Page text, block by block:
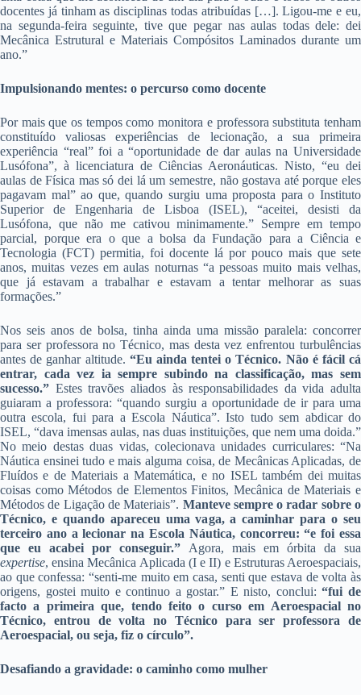
docentes já tinham as disciplinas todas atribuídas […]. Ligou-me e eu,
na segunda-feira seguinte, tive que pegar nas aulas todas dele: dei
Mecânica Estrutural e Materiais Compósitos Laminados durante um
ano.”
Impulsionando mentes: o percurso como docente
Por mais que os tempos como monitora e professora substituta tenham
constituído valiosas experiências de lecionação, a sua primeira
experiência “real” foi a “oportunidade de dar aulas na Universidade
Lusófona”, à licenciatura de Ciências Aeronáuticas. Nisto, “eu dei
aulas de Física mas só dei lá um semestre, não gostava até porque eles
pagavam mal” ao que, quando surgiu uma proposta para o Instituto
Superior de Engenharia de Lisboa (ISEL), “aceitei, desisti da
Lusófona, que não me cativou minimamente.” Sempre em tempo
parcial, porque era o que a bolsa da Fundação para a Ciência e
Tecnologia (FCT) permitia, foi docente lá por pouco mais que sete
anos, muitas vezes em aulas noturnas “a pessoas muito mais velhas,
que já estavam a trabalhar e estavam a tentar melhorar as suas
formações.”
Nos seis anos de bolsa, tinha ainda uma missão paralela: concorrer
para ser professora no Técnico, mas desta vez enfrentou turbulências
antes de ganhar altitude. “Eu ainda tentei o Técnico. Não é fácil cá
entrar, cada vez ia sempre subindo na classificação, mas sem
sucesso.” Estes travões aliados às responsabilidades da vida adulta
guiaram a professora: “quando surgiu a oportunidade de ir para uma
outra escola, fui para a Escola Náutica”. Isto tudo sem abdicar do
ISEL, “dava imensas aulas, nas duas instituições, que nem uma doida.”
No meio destas duas vidas, colecionava unidades curriculares: “Na
Náutica ensinei tudo e mais alguma coisa, de Mecânicas Aplicadas, de
Fluídos e de Materiais a Matemática, e no ISEL também dei muitas
coisas como Métodos de Elementos Finitos, Mecânica de Materiais e
Métodos de Ligação de Materiais”. Manteve sempre o radar sobre o
Técnico, e quando apareceu uma vaga, a caminhar para o seu
terceiro ano a lecionar na Escola Náutica, concorreu: “e foi essa
que eu acabei por conseguir.” Agora, mais em órbita da sua
expertise, ensina Mecânica Aplicada (I e II) e Estruturas Aeroespaciais,
ao que confessa: “senti-me muito em casa, senti que estava de volta às
origens, gostei muito e continuo a gostar.” E nisto, conclui:“fui de
facto a primeira que, tendo feito o curso em Aeroespacial no
Técnico, entrou de volta no Técnico para ser professora de
Aeroespacial, ou seja, fiz o círculo”.
Desafiando a gravidade: o caminho como mulher